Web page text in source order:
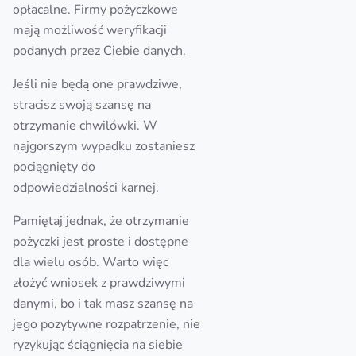
opłacalne. Firmy pożyczkowe
mają możliwość weryfikacji
podanych przez Ciebie danych.
Jeśli nie będą one prawdziwe,
stracisz swoją szansę na
otrzymanie chwilówki. W
najgorszym wypadku zostaniesz
pociągnięty do
odpowiedzialności karnej.
Pamiętaj jednak, że otrzymanie
pożyczki jest proste i dostępne
dla wielu osób. Warto więc
złożyć wniosek z prawdziwymi
danymi, bo i tak masz szansę na
jego pozytywne rozpatrzenie, nie
ryzykując ściągnięcia na siebie